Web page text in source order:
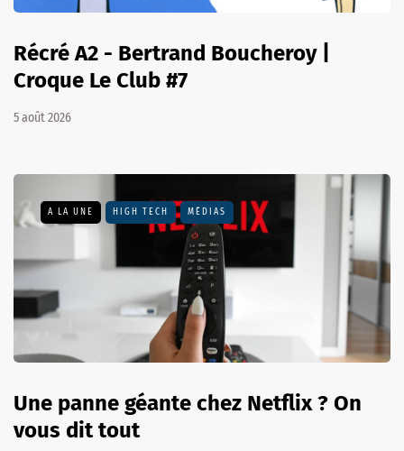
Récré A2 - Bertrand Boucheroy |
Croque Le Club #7
5 août 2026
A LA UNE HIGH TECH MÉDIAS
Une panne géante chez Netflix ? On
vous dit tout